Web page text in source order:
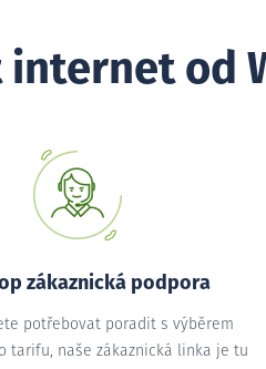
od
zákaznická podpora
potřebovat poradit s výběrem
tarifu, naše zákaznická linka je tu